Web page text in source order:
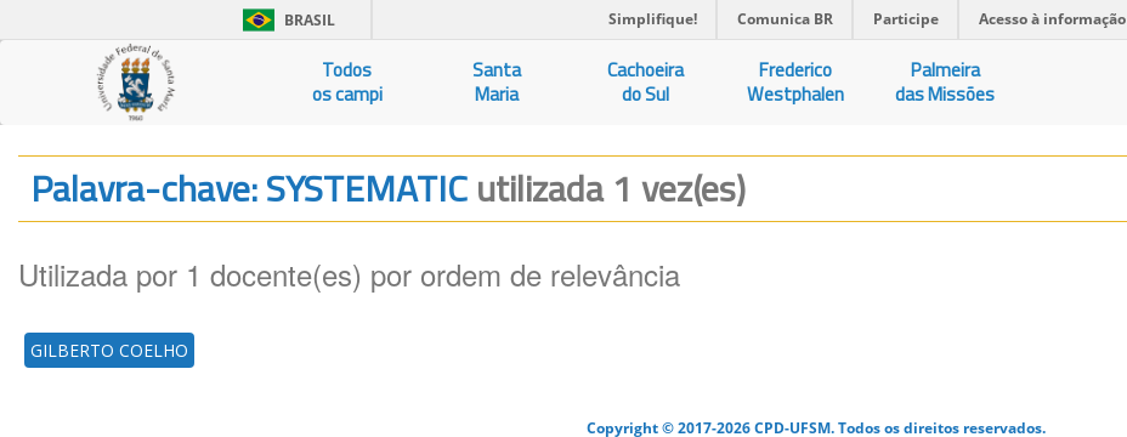
BRASIL Simplifique! Comunica BR Participe Acesso à informação
Todos
os campi
Santa
Maria
Cachoeira
do Sul
Frederico
Westphalen
Palmeira
das Missões
Palavra-chave: SYSTEMATICutilizada 1 vez(es)
Utilizada por 1 docente(es) por ordem de relevância
GILBERTO COELHO
Copyright © 2017-2026 CPD-UFSM. Todos os direitos reservados.